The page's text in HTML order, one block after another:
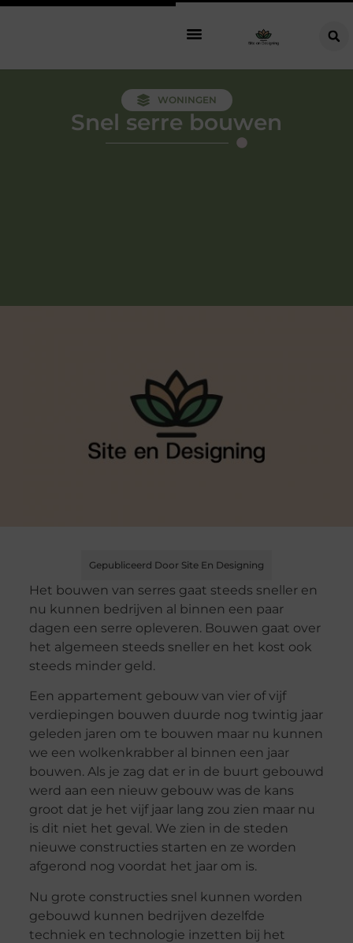
WONINGEN
Snel serre bouwen
Gepubliceerd Door Site En Designing
Het bouwen van serres gaat steeds sneller en
nu kunnen bedrijven al binnen een paar
dagen een serre opleveren. Bouwen gaat over
het algemeen steeds sneller en het kost ook
steeds minder geld.
Een appartement gebouw van vier of vijf
verdiepingen bouwen duurde nog twintig jaar
geleden jaren om te bouwen maar nu kunnen
we een wolkenkrabber al binnen een jaar
bouwen. Als je zag dat er in de buurt gebouwd
werd aan een nieuw gebouw was de kans
groot dat je het vijf jaar lang zou zien maar nu
is dit niet het geval. We zien in de steden
nieuwe constructies starten en ze worden
afgerond nog voordat het jaar om is.
Nu grote constructies snel kunnen worden
gebouwd kunnen bedrijven dezelfde
techniek en technologie inzetten bij het